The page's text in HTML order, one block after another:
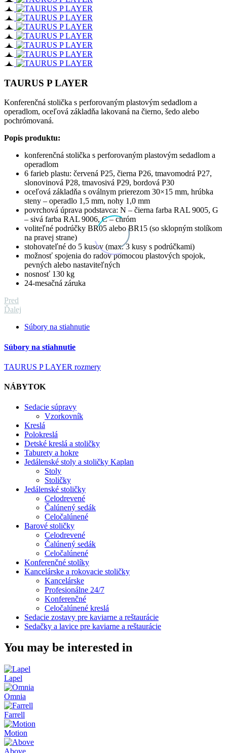
TAURUS P LAYER
Konferenčná stolička s perforovaným plastovým sedadlom a
operadlom, oceľová základňa lakovaná na čierno, šedo alebo
pochrómovaná.
Popis produktu:
konferenčná stolička s perforovaným plastovým sedadlom a
operadlom
6 farieb plastu: červená P25, čierna P26, tmavomodrá P27,
slonovinová P28, tmavosivá P29, bordová P30
oceľová základňa s oválnym prierezom 30×15 mm, hrúbka
steny – operadlo 1,5 mm, nohy 1,0 mm
povrchová úprava podstavca: N – čierna farba RAL 9005, G
– sivá farba RAL 9006, C – chróm
voliteľné podrúčky BR05 alebo BR15 (so sklopným stolíkom
na pravej strane)
stohovateľné do 5 kusov (max. 3 kusy s podrúčkami)
možnosť spojenia do radov pomocou plastových spojok,
pevných alebo nastaviteľných
nosnosť 130 kg
24-mesačná záruka
Pred
Ďalej
Súbory na stiahnutie
Súbory na stiahnutie
TAURUS P LAYER rozmery
NÁBYTOK
Sedacie súpravy
Vzorkovník
Kreslá
Polokreslá
Detské kreslá a stoličky
Taburety a hokre
Jedálenské stoly a stoličky Kaplan
Stoly
Stoličky
Jedálenské stoličky
Celodrevené
Čalúnený sedák
Celočalúnené
Barové stoličky
Celodrevené
Čalúnený sedák
Celočalúnené
Konferenčné stolíky
Kancelárske a rokovacie stoličky
Kancelárske
Profesionálne 24/7
Konferenčné
Celočalúnené kreslá
Sedacie zostavy pre kaviarne a reštaurácie
Sedačky a lavice pre kaviarne a reštaurácie
You may be interested in
Lapel
Omnia
Farrell
Motion